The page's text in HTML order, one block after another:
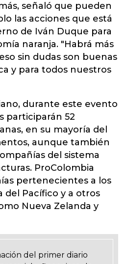
señaló que pueden
las acciones que está
de Iván Duque para
naranja. "Habrá más
sin dudas son buenas
y para todos nuestros
durante este evento
participarán 52
en su mayoría del
aunque también
del sistema
ProColombia
pertenecientes a los
del Pacífico y a otros
Nueva Zelanda y
del primer diario